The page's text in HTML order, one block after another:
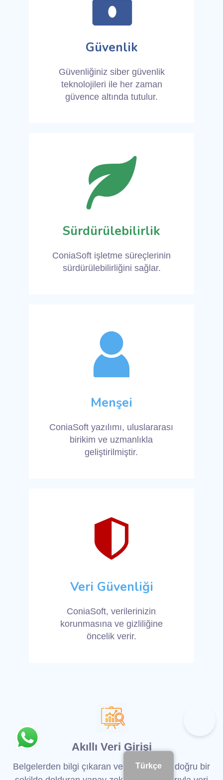
Güvenlik
Güvenliğiniz siber güvenlik
teknolojileri ile her zaman
güvence altında tutulur.
Sürdürülebilirlik
ConiaSoft işletme süreçlerinin
sürdürülebilirliğini sağlar.
Menşei
ConiaSoft yazılımı, uluslararası
birikim ve uzmanlıkla
geliştirilmiştir.
Veri Güvenliği
ConiaSoft, verilerinizin
korunmasına ve gizliliğine
öncelik verir.
Akıllı Veri Girişi
Belgelerden bilgi çıkaran ve ilgili alanları doğru bir
Türkçe